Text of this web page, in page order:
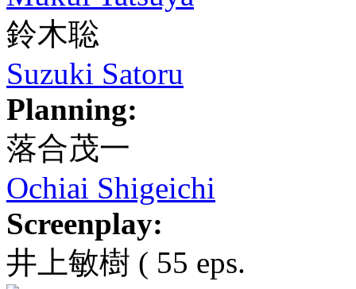
鈴木聡
Suzuki Satoru
Planning:
落合茂一
Ochiai Shigeichi
Screenplay:
井上敏樹 ( 55 eps.